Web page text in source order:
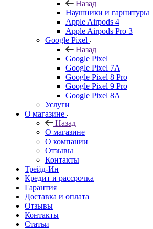
Назад
Наушники и гарнитуры
Apple Airpods 4
Apple Airpods Pro 3
Google Pixel
Назад
Google Pixel
Google Pixel 7А
Google Pixel 8 Pro
Google Pixel 9 Pro
Google Pixel 8A
Услуги
О магазине
Назад
О магазине
О компании
Отзывы
Контакты
Трейд-Ин
Кредит и рассрочка
Гарантия
Доставка и оплата
Отзывы
Контакты
Статьи